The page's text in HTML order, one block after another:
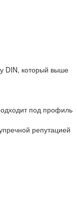
DIN, который выше
под профиль
репутацией